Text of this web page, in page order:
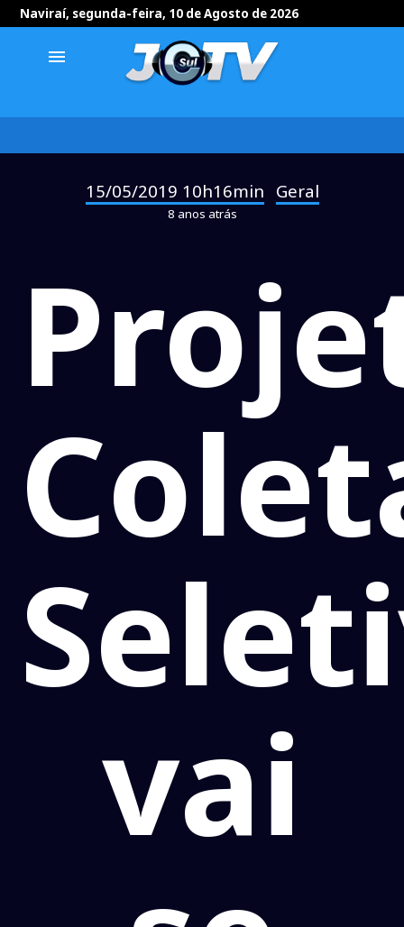
Naviraí, segunda-feira, 10 de Agosto de 2026
menu
15/05/2019 10h16min Geral
8 anos atrás
vai